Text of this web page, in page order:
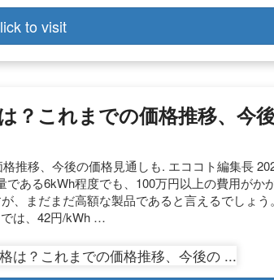
to visit
？これまでの価格推移、今
推移、今後の価格見通しも. エココト編集長
ある6kWh程度でも、100万円以上の費用がか
、まだまだ高額な製品であると言えるでしょう
は、42円/kWh …